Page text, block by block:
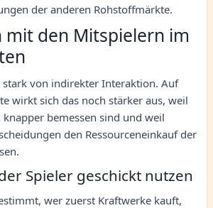
der anderen Rohstoffmärkte.
den Mitspielern im
stark von indirekter Interaktion. Auf
wirkt sich das noch stärker aus, weil
knapper bemessen sind und weil
den Ressourceneinkauf der
Spieler geschickt nutzen
wer zuerst Kraftwerke kauft,